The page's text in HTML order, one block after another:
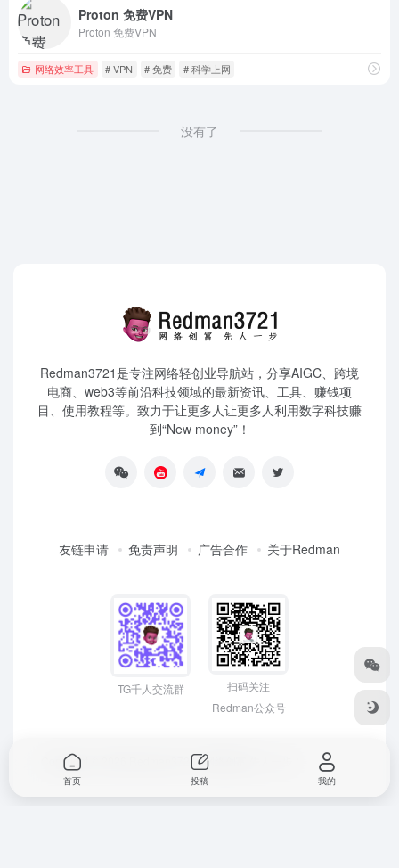
Proton 免费VPN
Proton 免费VPN
网络效率工具 # VPN # 免费 # 科学上网
没有了
Redman3721是专注网络轻创业导航站，分享AIGC、跨境
电商、web3等前沿科技领域的最新资讯、工具、赚钱项
目、使用教程等。致力于让更多人让更多人利用数字科技赚
到“New money”！
友链申请 免责声明 广告合作 关于Redman
TG千人交流群
扫码关注
Redman公众号
Copyright © 2026 Redman3721 | 网络创富 先人一步！
首页 投稿 我的